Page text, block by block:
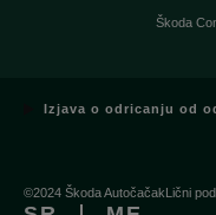
Škoda
Izjava o odricanju od
©2024 Škoda AutočačakLični